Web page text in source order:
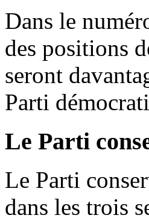
Dans le
des positions
seront
Parti
Le Parti
Le Parti
dans les trois